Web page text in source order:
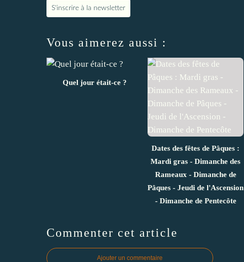
S'inscrire à la newsletter
Vous aimerez aussi :
Quel jour était-ce ?
Dates des fêtes de Pâques :
Mardi gras - Dimanche des
Rameaux - Dimanche de
Pâques - Jeudi de l'Ascension
- Dimanche de Pentecôte
Commenter cet article
Ajouter un commentaire